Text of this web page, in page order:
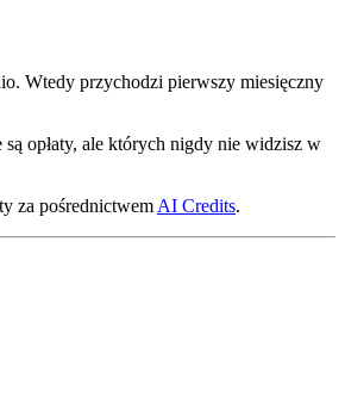
Wtedy przychodzi pierwszy miesięczny
opłaty, ale których nigdy nie widzisz w
za pośrednictwem AI Credits.